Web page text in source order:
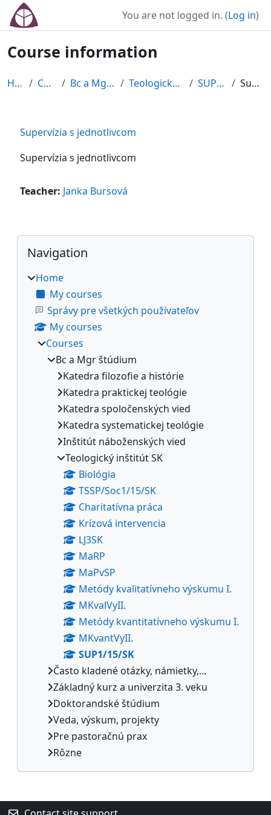
Skip to main content
You are not logged in. (Log in)
Course information
Home Courses Bc a Mgr štúdium Teologický inštitút SK SUP1/15/SK Summary
Supervízia s jednotlivcom
Supervízia s jednotlivcom
Teacher: Janka Bursová
Blocks
Skip Navigation
Navigation
Home
My courses
Správy pre všetkých používateľov
My courses
Courses
Bc a Mgr štúdium
Katedra filozofie a histórie
Katedra praktickej teológie
Katedra spoločenských vied
Katedra systematickej teológie
Inštitút náboženských vied
Teologický inštitút SK
Biológia
TSSP/Soc1/15/SK
Charitatívna práca
Krízová intervencia
LJ3SK
MaRP
MaPvSP
Metódy kvalitatívneho výskumu I.
MKvalVyII.
Metódy kvantitatívneho výskumu I.
MKvantVyII.
SUP1/15/SK
Často kladené otázky, námietky,...
Základný kurz a univerzita 3. veku
Doktorandské štúdium
Veda, výskum, projekty
Pre pastoračnú prax
Rôzne
Supplementary blocks